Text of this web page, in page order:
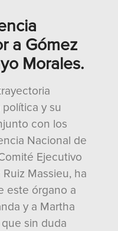
a Gómez
Morales.
y su
con los
Nacional de
Ejecutivo
Massieu, ha
este órgano a
y a Martha
sin duda